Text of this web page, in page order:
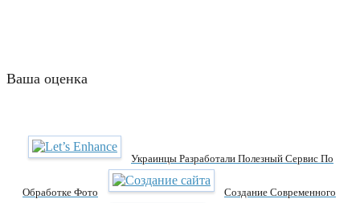
Ваша оценка
Украинцы Разработали Полезный Сервис По
Обработке Фото Создание Современного